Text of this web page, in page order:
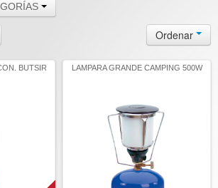
Ordenar
BUTSIR LAMPARA GRANDE CAMPING 500W